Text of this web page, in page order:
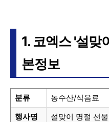
1. 코엑스 '설맞
본정보
분류
농수산/식음료
행사명
설맞이 명절 선